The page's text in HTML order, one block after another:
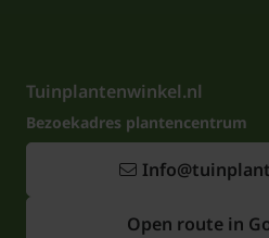
Tuinplantenwinkel.nl
Bezoekadres plantencentrum
Open route in